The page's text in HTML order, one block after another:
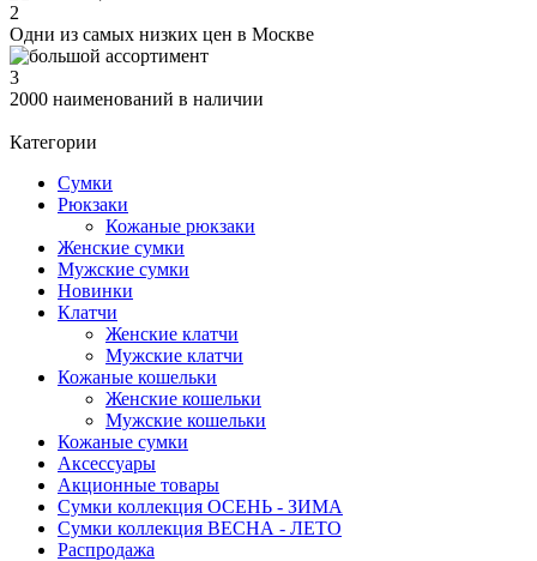
2
Одни из самых низких цен в Москве
3
2000 наименований в наличии
Категории
Сумки
Рюкзаки
Кожаные рюкзаки
Женские сумки
Мужские сумки
Новинки
Клатчи
Женские клатчи
Мужские клатчи
Кожаные кошельки
Женские кошельки
Мужские кошельки
Кожаные сумки
Аксессуары
Акционные товары
Сумки коллекция ОСЕНЬ - ЗИМА
Сумки коллекция ВЕСНА - ЛЕТО
Распродажа